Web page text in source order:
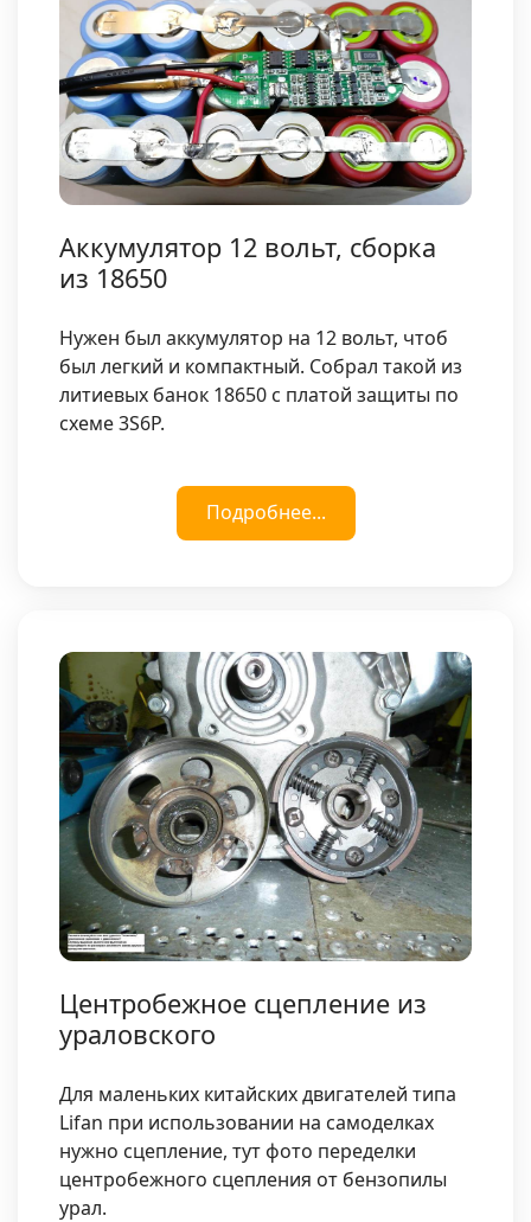
Аккумулятор 12 вольт, сборка
из 18650
Нужен был аккумулятор на 12 вольт, чтоб
был легкий и компактный. Собрал такой из
литиевых банок 18650 с платой защиты по
схеме 3S6P.
Подробнее...
Центробежное сцепление из
ураловского
Для маленьких китайских двигателей типа
Lifan при использовании на самоделках
нужно сцепление, тут фото переделки
центробежного сцепления от бензопилы
урал.